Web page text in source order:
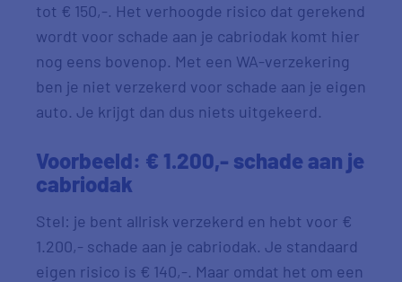
tot € 150,-. Het verhoogde risico dat gerekend
wordt voor schade aan je cabriodak komt hier
nog eens bovenop. Met een WA-verzekering
ben je niet verzekerd voor schade aan je eigen
auto. Je krijgt dan dus niets uitgekeerd.
Voorbeeld: € 1.200,- schade aan je
cabriodak
Stel: je bent allrisk verzekerd en hebt voor €
1.200,- schade aan je cabriodak. Je standaard
eigen risico is € 140,-. Maar omdat het om een